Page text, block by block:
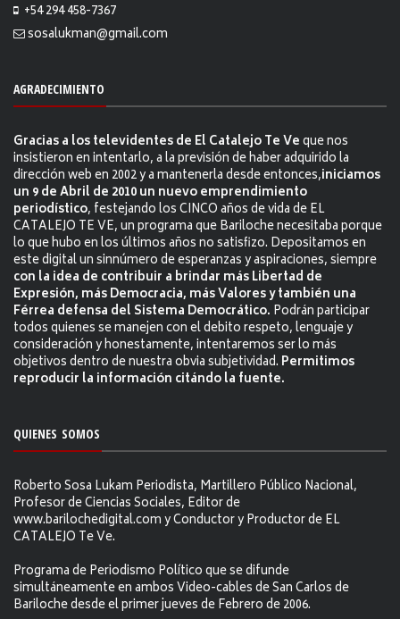
+54 294 458-7367
sosalukman@gmail.com
AGRADECIMIENTO
Gracias a los televidentes de El Catalejo Te Veque nos
insistieron en intentarlo, a la previsión de haber adquirido la
dirección web en 2002 y a mantenerla desde entonces,iniciamos
un 9 de Abril de 2010 un nuevo emprendimiento
periodístico, festejando los CINCO años de vida de EL
CATALEJO TE VE, un programa que Bariloche necesitaba porque
lo que hubo en los últimos años no satisfizo. Depositamos en
este digital un sinnúmero de esperanzas y aspiraciones, siempre
con la idea de contribuir a brindar más Libertad de
Expresión, más Democracia, más Valores y también una
Férrea defensa del Sistema Democrático. Podrán participar
todos quienes se manejen con el debito respeto, lenguaje y
consideración y honestamente, intentaremos ser lo más
objetivos dentro de nuestra obvia subjetividad. Permitimos
reproducir la información citándo la fuente.
QUIENES SOMOS
Roberto Sosa Lukam Periodista, Martillero Público Nacional,
Profesor de Ciencias Sociales, Editor de
www.barilochedigital.com y Conductor y Productor de EL
CATALEJO Te Ve.
Programa de Periodismo Político que se difunde
simultáneamente en ambos Video-cables de San Carlos de
Bariloche desde el primer jueves de Febrero de 2006.